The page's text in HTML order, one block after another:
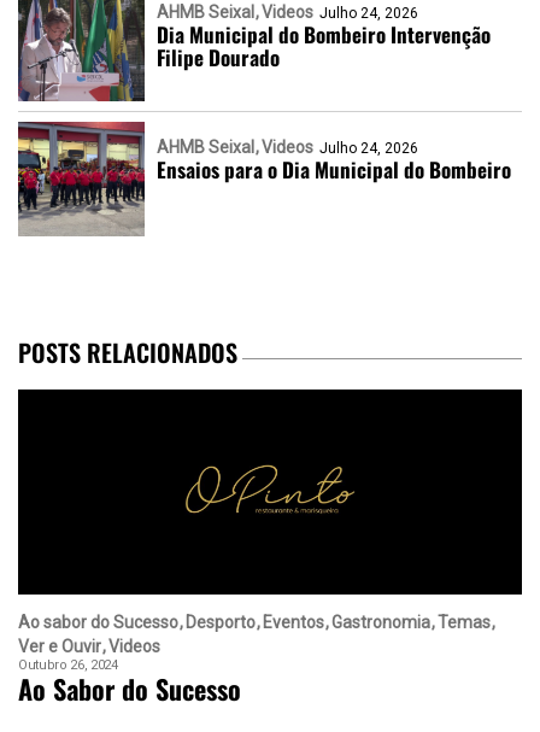
AHMB Seixal Videos Julho 24, 2026
Dia Municipal do Bombeiro Intervenção
Filipe Dourado
AHMB Seixal Videos Julho 24, 2026
Ensaios para o Dia Municipal do Bombeiro
POSTS RELACIONADOS
Ao sabor do Sucesso Desporto Eventos Gastronomia Temas
Ver e Ouvir Videos
Outubro 26, 2024
Ao Sabor do Sucesso